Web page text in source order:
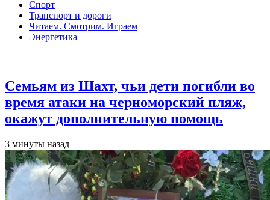
Спорт
Транспорт и дороги
Читаем. Смотрим. Играем
Энергетика
Семьям из Шахт, чьи дети погибли во
время атаки на черноморский пляж,
окажут дополнительную помощь
3 минуты назад